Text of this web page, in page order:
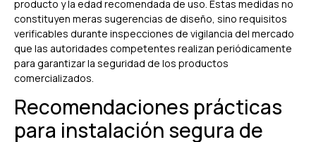
producto y la edad recomendada de uso. Estas medidas no
constituyen meras sugerencias de diseño, sino requisitos
verificables durante inspecciones de vigilancia del mercado
que las autoridades competentes realizan periódicamente
para garantizar la seguridad de los productos
comercializados.
Recomendaciones prácticas
para instalación segura de